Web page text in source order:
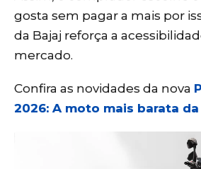
gosta sem pagar a mais por
da Bajaj reforça a
mercado.
Confira as novidades da nova
2026: A moto mais barata